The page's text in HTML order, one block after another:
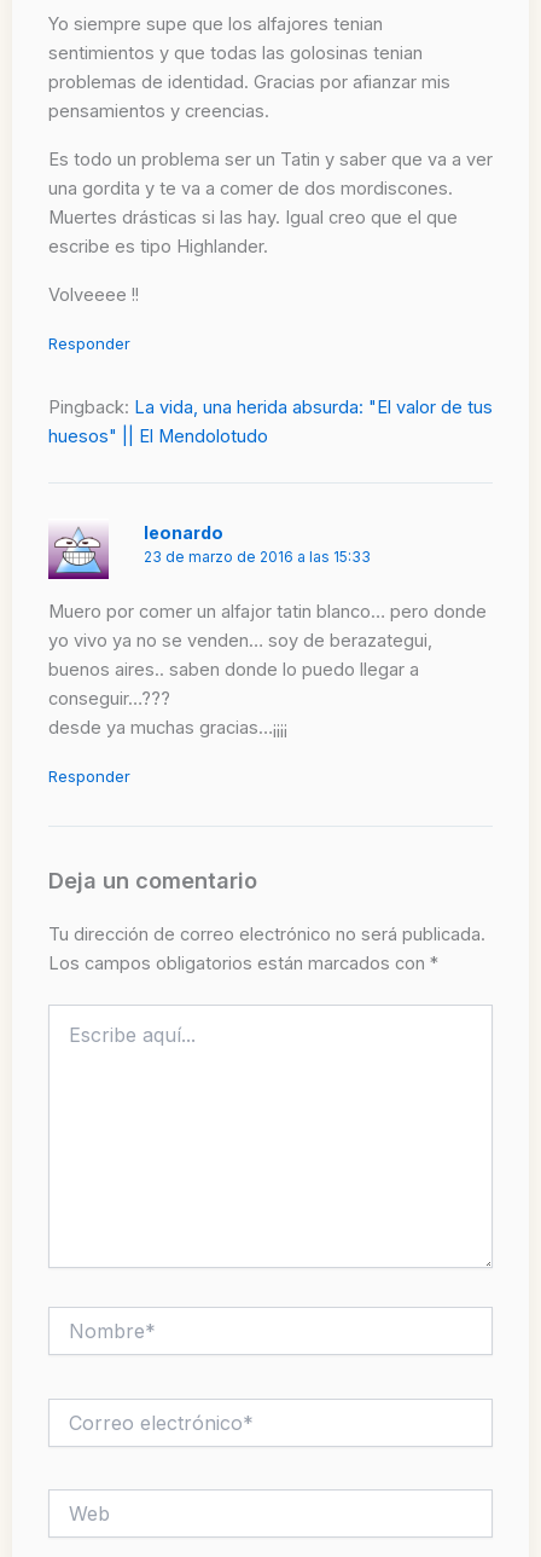
Yo siempre supe que los alfajores tenian
sentimientos y que todas las golosinas tenian
problemas de identidad. Gracias por afianzar mis
pensamientos y creencias.
Es todo un problema ser un Tatin y saber que va a ver
una gordita y te va a comer de dos mordiscones.
Muertes drásticas si las hay. Igual creo que el que
escribe es tipo Highlander.
Volveeee !!
Responder
Pingback: La vida, una herida absurda: "El valor de tus
huesos" || El Mendolotudo
leonardo
23 de marzo de 2016 a las 15:33
Muero por comer un alfajor tatin blanco… pero donde
yo vivo ya no se venden… soy de berazategui,
buenos aires.. saben donde lo puedo llegar a
conseguir…???
desde ya muchas gracias…¡¡¡¡
Responder
Deja un comentario
Tu dirección de correo electrónico no será publicada.
Los campos obligatorios están marcados con *
aquí...
electrónico*